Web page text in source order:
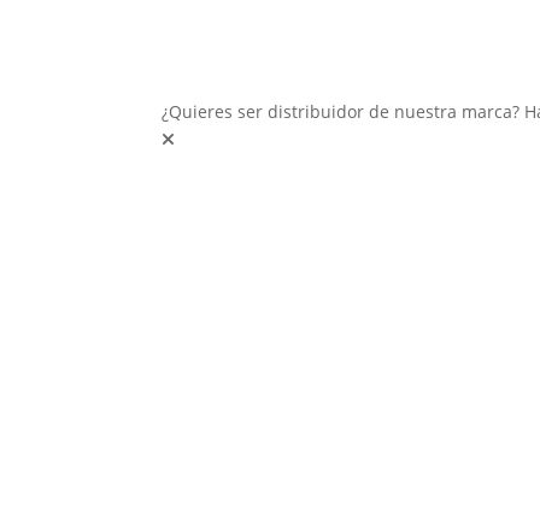
¿Quieres ser distribuidor de nuestra marca?